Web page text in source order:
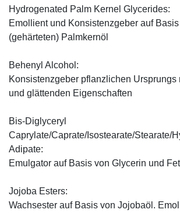
Hydrogenated Palm Kernel Glycerides:
Emollient und Konsistenzgeber auf
(gehärteten) Palmkernöl
Behenyl Alcohol:
Konsistenzgeber pflanzlichen Ursprungs
und glättenden Eigenschaften
Bis-Diglyceryl
Caprylate/Caprate/Isostearate/Stearate/
Adipate:
Emulgator auf Basis von Glycerin und
Jojoba Esters:
Wachsester auf Basis von Jojobaöl.